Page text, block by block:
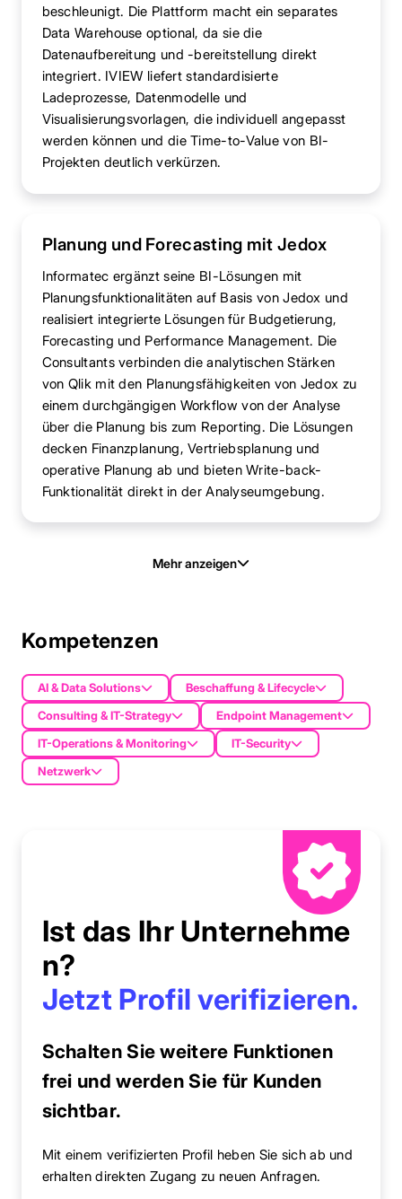
beschleunigt. Die Plattform macht ein separates
Data Warehouse optional, da sie die
Datenaufbereitung und -bereitstellung direkt
integriert. IVIEW liefert standardisierte
Ladeprozesse, Datenmodelle und
Visualisierungsvorlagen, die individuell angepasst
werden können und die Time-to-Value von BI-
Projekten deutlich verkürzen.
Planung und Forecasting mit Jedox
Informatec ergänzt seine BI-Lösungen mit
Planungsfunktionalitäten auf Basis von Jedox und
realisiert integrierte Lösungen für Budgetierung,
Forecasting und Performance Management. Die
Consultants verbinden die analytischen Stärken
von Qlik mit den Planungsfähigkeiten von Jedox zu
einem durchgängigen Workflow von der Analyse
über die Planung bis zum Reporting. Die Lösungen
decken Finanzplanung, Vertriebsplanung und
operative Planung ab und bieten Write-back-
Funktionalität direkt in der Analyseumgebung.
Mehr anzeigen
Kompetenzen
AI & Data Solutions
Beschaffung & Lifecycle
Consulting & IT-Strategy
Endpoint Management
IT-Operations & Monitoring
IT-Security
Netzwerk
Ist das Ihr Unternehme
n?
Jetzt Profil verifizieren.
Schalten Sie weitere Funktionen
frei und werden Sie für Kunden
sichtbar.
Mit einem verifizierten Profil heben Sie sich ab und
erhalten direkten Zugang zu neuen Anfragen.